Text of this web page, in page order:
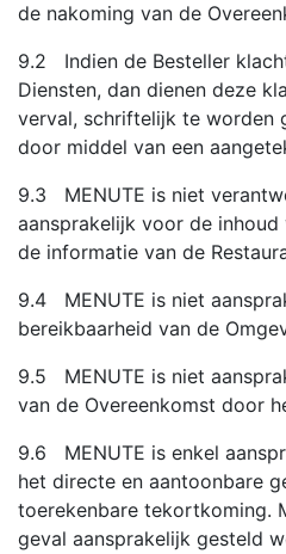
de nakoming van de
9.2 Indien de Besteller
Diensten, dan dienen deze
verval, schriftelijk te worden
door middel van een
9.3 MENUTE is niet
aansprakelijk voor de
de informatie van de
9.4 MENUTE is niet
bereikbaarheid van de
9.5 MENUTE is niet
van de Overeenkomst door
9.6 MENUTE is enkel
het directe en aantoonbare
toerekenbare tekortkoming.
geval aansprakelijk gesteld